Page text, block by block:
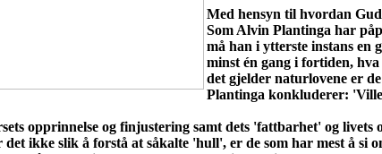
Med hensyn til hvordan
Som Alvin Plantinga har
må han i ytterste instans en
minst én gang i fortiden,
det gjelder naturlovene er
Plantinga konkluderer:
opprinnelse og finjustering samt dets 'fattbarhet' og
ikke slik å forstå at såkalte 'hull', er de som har mest å si